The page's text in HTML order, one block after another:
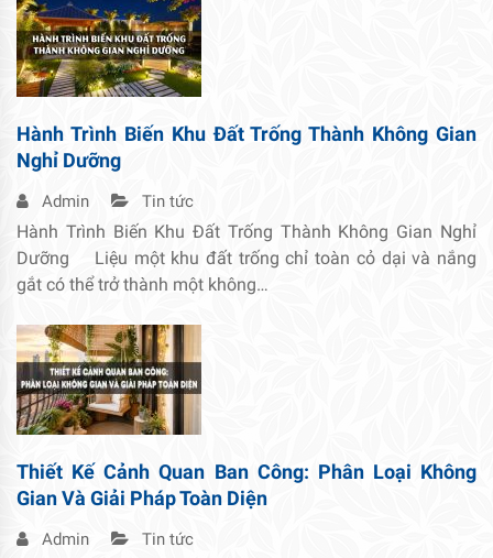
Hành Trình Biến Khu Đất Trống Thành Không Gian
Nghỉ Dưỡng
Admin Tin tức
Hành Trình Biến Khu Đất Trống Thành Không Gian Nghỉ
Dưỡng Liệu một khu đất trống chỉ toàn cỏ dại và nắng
gắt có thể trở thành một không…
Thiết Kế Cảnh Quan Ban Công: Phân Loại Không
Gian Và Giải Pháp Toàn Diện
Admin Tin tức